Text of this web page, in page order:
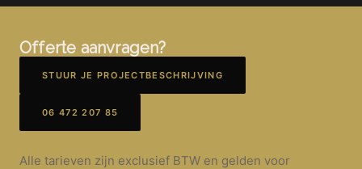
Offerte aanvragen?
STUUR JE PROJECTBESCHRIJVING
06 472 207 85
Alle tarieven zijn exclusief BTW en gelden voor